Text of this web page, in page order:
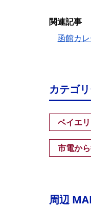
関連記事
函館カレ
カテゴ
ベイエ
市電か
周辺